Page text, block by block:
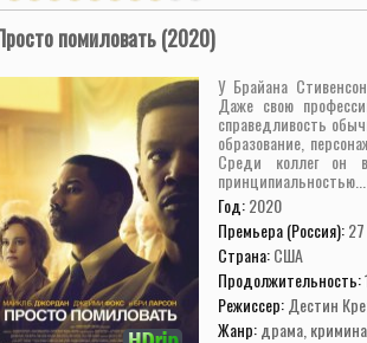
помиловать (2020)
У Брайана
Даже свою
справедливость
образование,
Среди коллег он
принципиальностью...
Год:2020
Премьера (Россия):
Страна:США
Продолжительность:
Режиссер: Дестин
Жанр:драма,